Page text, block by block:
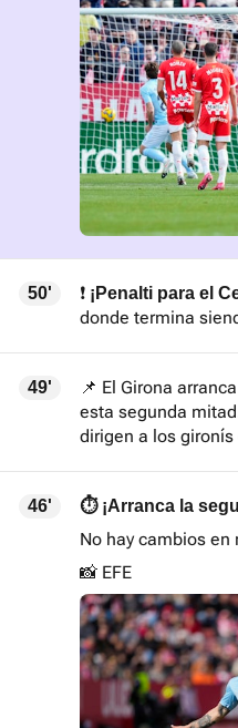
50' ❗ ¡Penalti para el
donde termina
49'
📌 El Girona
esta segunda
dirigen a los
46' ⏱️ ¡Arranca la
No hay cambios
📸 EFE